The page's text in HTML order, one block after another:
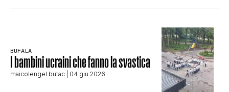
BUFALA
I bambini ucraini che fanno la svastica
maicolengel butac | 04 giu 2026